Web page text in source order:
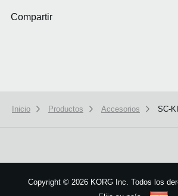
Compartir
Inicio Productos Accesorios SC-
Copyright © 2026 KORG Inc. Todos los